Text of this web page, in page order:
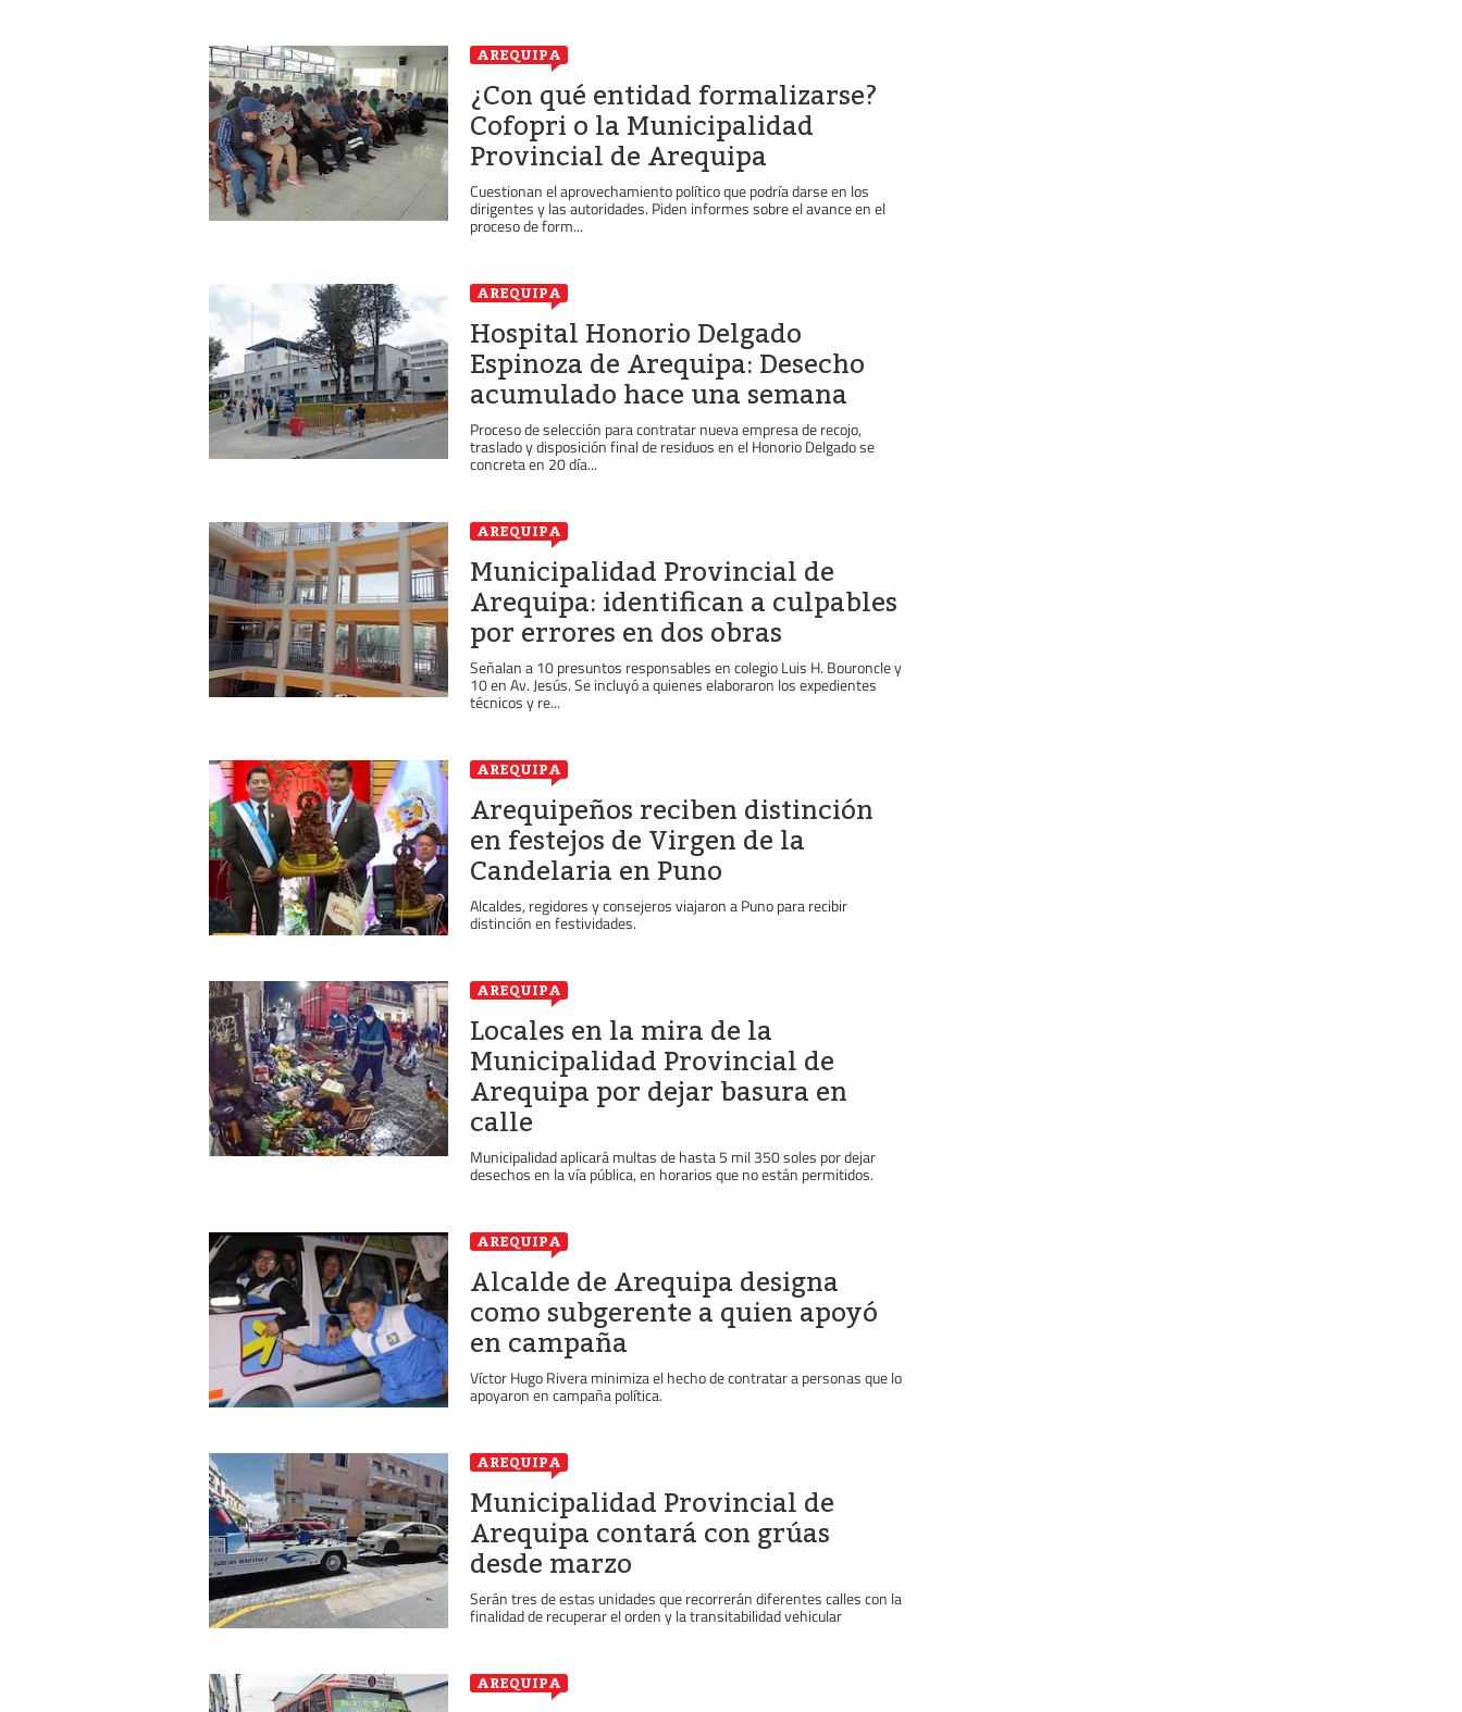
AREQUIPA
¿Con qué entidad formalizarse?
Cofopri o la Municipalidad
Provincial de Arequipa
Cuestionan el aprovechamiento político que podría darse en los
dirigentes y las autoridades. Piden informes sobre el avance en el
proceso de form...
AREQUIPA
Hospital Honorio Delgado
Espinoza de Arequipa: Desecho
acumulado hace una semana
Proceso de selección para contratar nueva empresa de recojo,
traslado y disposición final de residuos en el Honorio Delgado se
concreta en 20 día...
AREQUIPA
Municipalidad Provincial de
Arequipa: identifican a culpables
por errores en dos obras
Señalan a 10 presuntos responsables en colegio Luis H. Bouroncle y
10 en Av. Jesús. Se incluyó a quienes elaboraron los expedientes
técnicos y re...
AREQUIPA
Arequipeños reciben distinción
en festejos de Virgen de la
Candelaria en Puno
Alcaldes, regidores y consejeros viajaron a Puno para recibir
distinción en festividades.
AREQUIPA
Locales en la mira de la
Municipalidad Provincial de
Arequipa por dejar basura en
calle
Municipalidad aplicará multas de hasta 5 mil 350 soles por dejar
desechos en la vía pública, en horarios que no están permitidos.
AREQUIPA
Alcalde de Arequipa designa
como subgerente a quien apoyó
en campaña
Víctor Hugo Rivera minimiza el hecho de contratar a personas que lo
apoyaron en campaña política.
AREQUIPA
Municipalidad Provincial de
Arequipa contará con grúas
desde marzo
Serán tres de estas unidades que recorrerán diferentes calles con la
finalidad de recuperar el orden y la transitabilidad vehicular
AREQUIPA